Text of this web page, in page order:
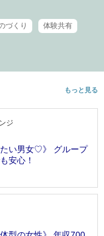
づくり 体験共有
もっと見る
ジ
たい男女♡》 グループ
安心！